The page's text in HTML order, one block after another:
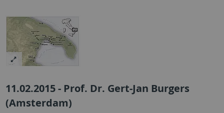
11.02.2015 - Prof. Dr. Gert-Jan Burgers
(Amsterdam)